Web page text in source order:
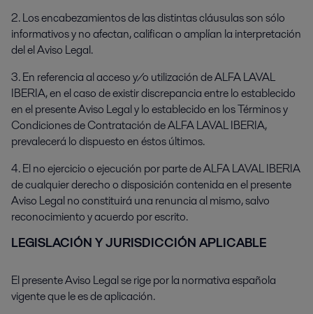
2. Los encabezamientos de las distintas cláusulas son sólo
informativos y no afectan, califican o amplían la interpretación
del el Aviso Legal.
3. En referencia al acceso y/o utilización de ALFA LAVAL
IBERIA, en el caso de existir discrepancia entre lo establecido
en el presente Aviso Legal y lo establecido en los Términos y
Condiciones de Contratación de ALFA LAVAL IBERIA,
prevalecerá lo dispuesto en éstos últimos.
4. El no ejercicio o ejecución por parte de ALFA LAVAL IBERIA
de cualquier derecho o disposición contenida en el presente
Aviso Legal no constituirá una renuncia al mismo, salvo
reconocimiento y acuerdo por escrito.
LEGISLACIÓN Y JURISDICCIÓN APLICABLE
El presente Aviso Legal se rige por la normativa española
vigente que le es de aplicación.